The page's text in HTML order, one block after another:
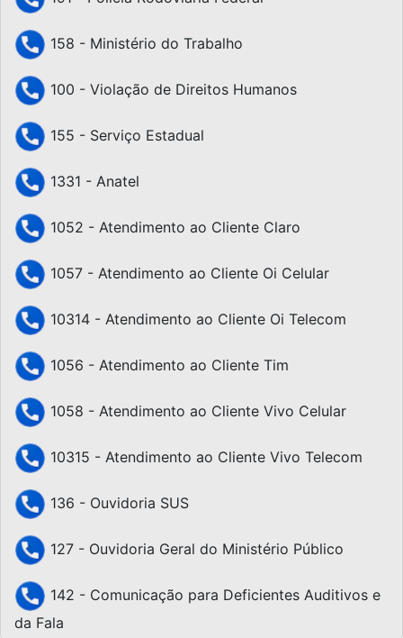
158 - Ministério do Trabalho
100 - Violação de Direitos Humanos
155 - Serviço Estadual
1331 - Anatel
1052 - Atendimento ao Cliente Claro
1057 - Atendimento ao Cliente Oi Celular
10314 - Atendimento ao Cliente Oi Telecom
1056 - Atendimento ao Cliente Tim
1058 - Atendimento ao Cliente Vivo Celular
10315 - Atendimento ao Cliente Vivo Telecom
136 - Ouvidoria SUS
127 - Ouvidoria Geral do Ministério Público
142 - Comunicação para Deficientes Auditivos e
da Fala